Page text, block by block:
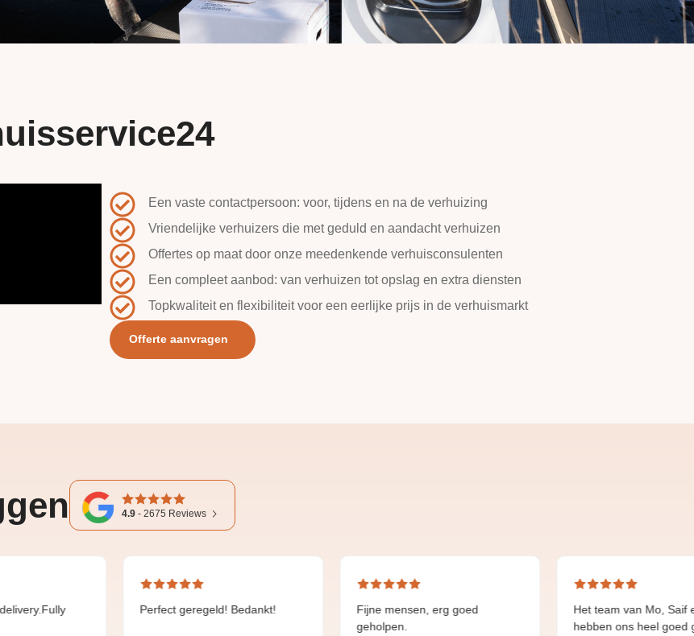
Een vaste contactpersoon: voor, tijdens en na de verhuizing
Vriendelijke verhuizers die met geduld en aandacht verhuizen
Offertes op maat door onze meedenkende verhuisconsulenten
Een compleet aanbod: van verhuizen tot opslag en extra diensten
Topkwaliteit en flexibiliteit voor een eerlijke prijs in de verhuismarkt
Offerte aanvragen
4.9 - 2675 Reviews
Perfect geregeld! Bedankt!
Fijne mensen, erg goed
Het team van Mo, Saif en Ayoub
hebben ons heel goed geholpen